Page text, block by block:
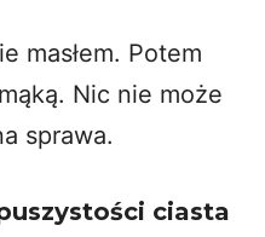
masłem. Potem
Nic nie może
sprawa.
ciasta